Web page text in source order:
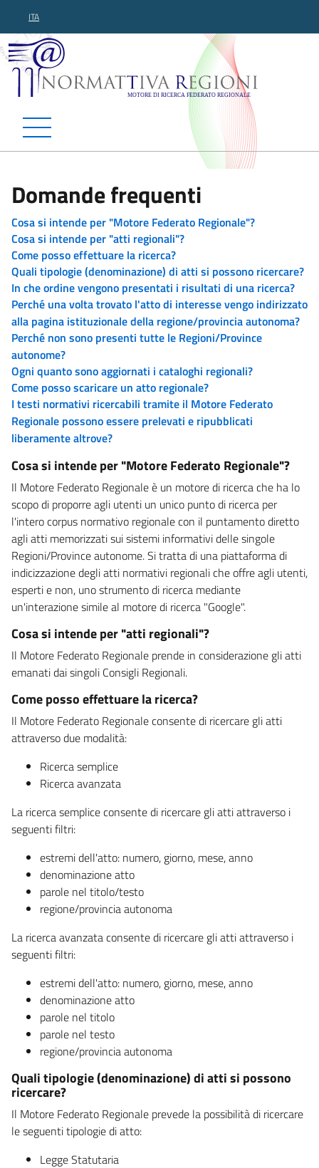
ITA
Normattiva Regioni -
Domande frequenti
Cosa si intende per "Motore Federato Regionale"?
Cosa si intende per "atti regionali"?
Come posso effettuare la ricerca?
Quali tipologie (denominazione) di atti si possono ricercare?
In che ordine vengono presentati i risultati di una ricerca?
Perché una volta trovato l'atto di interesse vengo indirizzato
alla pagina istituzionale della regione/provincia autonoma?
Perché non sono presenti tutte le Regioni/Province
autonome?
Ogni quanto sono aggiornati i cataloghi regionali?
Come posso scaricare un atto regionale?
I testi normativi ricercabili tramite il Motore Federato
Regionale possono essere prelevati e ripubblicati
liberamente altrove?
Cosa si intende per "Motore Federato Regionale"?
Il Motore Federato Regionale è un motore di ricerca che ha lo
scopo di proporre agli utenti un unico punto di ricerca per
l'intero corpus normativo regionale con il puntamento diretto
agli atti memorizzati sui sistemi informativi delle singole
Regioni/Province autonome. Si tratta di una piattaforma di
indicizzazione degli atti normativi regionali che offre agli utenti,
esperti e non, uno strumento di ricerca mediante
un'interazione simile al motore di ricerca "Google".
Cosa si intende per "atti regionali"?
Il Motore Federato Regionale prende in considerazione gli atti
emanati dai singoli Consigli Regionali.
Come posso effettuare la ricerca?
Il Motore Federato Regionale consente di ricercare gli atti
attraverso due modalità:
Ricerca semplice
Ricerca avanzata
La ricerca semplice consente di ricercare gli atti attraverso i
seguenti filtri:
estremi dell'atto: numero, giorno, mese, anno
denominazione atto
parole nel titolo/testo
regione/provincia autonoma
La ricerca avanzata consente di ricercare gli atti attraverso i
seguenti filtri:
estremi dell'atto: numero, giorno, mese, anno
denominazione atto
parole nel titolo
parole nel testo
regione/provincia autonoma
Quali tipologie (denominazione) di atti si possono
ricercare?
Il Motore Federato Regionale prevede la possibilità di ricercare
le seguenti tipologie di atto:
Legge Statutaria